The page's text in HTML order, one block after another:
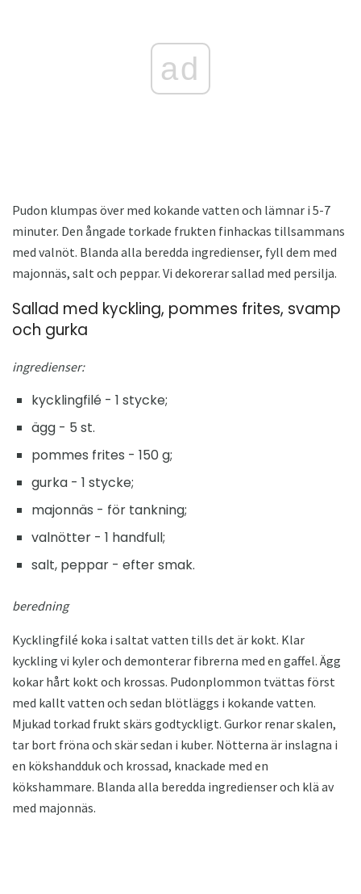
ad
Pudon klumpas över med kokande vatten och lämnar i 5-7
minuter. Den ångade torkade frukten finhackas tillsammans
med valnöt. Blanda alla beredda ingredienser, fyll dem med
majonnäs, salt och peppar. Vi dekorerar sallad med persilja.
Sallad med kyckling, pommes frites, svamp
och gurka
ingredienser:
kycklingfilé - 1 stycke;
ägg - 5 st.
pommes frites - 150 g;
gurka - 1 stycke;
majonnäs - för tankning;
valnötter - 1 handfull;
salt, peppar - efter smak.
beredning
Kycklingfilé koka i saltat vatten tills det är kokt. Klar
kyckling vi kyler och demonterar fibrerna med en gaffel. Ägg
kokar hårt kokt och krossas. Pudonplommon tvättas först
med kallt vatten och sedan blötläggs i kokande vatten.
Mjukad torkad frukt skärs godtyckligt. Gurkor renar skalen,
tar bort fröna och skär sedan i kuber. Nötterna är inslagna i
en kökshandduk och krossad, knackade med en
kökshammare. Blanda alla beredda ingredienser och klä av
med majonnäs.